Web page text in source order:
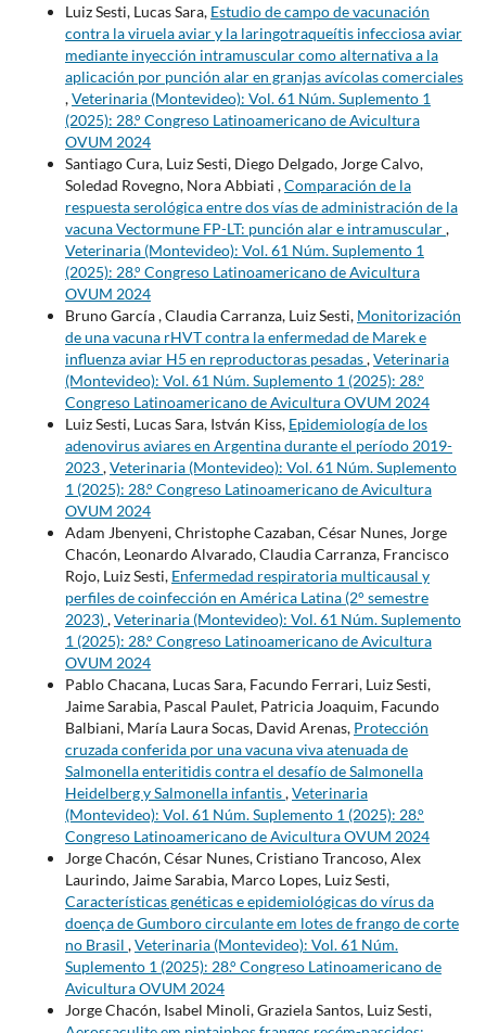
Luiz Sesti, Lucas Sara, Estudio de campo de vacunación
contra la viruela aviar y la laringotraqueítis infecciosa aviar
mediante inyección intramuscular como alternativa a la
aplicación por punción alar en granjas avícolas comerciales
,Veterinaria (Montevideo): Vol. 61 Núm. Suplemento 1
(2025): 28.° Congreso Latinoamericano de Avicultura
OVUM 2024
Santiago Cura, Luiz Sesti, Diego Delgado, Jorge Calvo,
Soledad Rovegno, Nora Abbiati ,Comparación de la
respuesta serológica entre dos vías de administración de la
vacuna Vectormune FP-LT: punción alar e intramuscular,
Veterinaria (Montevideo): Vol. 61 Núm. Suplemento 1
(2025): 28.° Congreso Latinoamericano de Avicultura
OVUM 2024
Bruno García , Claudia Carranza, Luiz Sesti, Monitorización
de una vacuna rHVT contra la enfermedad de Marek e
influenza aviar H5 en reproductoras pesadas,Veterinaria
(Montevideo): Vol. 61 Núm. Suplemento 1 (2025): 28.°
Congreso Latinoamericano de Avicultura OVUM 2024
Luiz Sesti, Lucas Sara, István Kiss, Epidemiología de los
adenovirus aviares en Argentina durante el período 2019-
2023,Veterinaria (Montevideo): Vol. 61 Núm. Suplemento
1 (2025): 28.° Congreso Latinoamericano de Avicultura
OVUM 2024
Adam Jbenyeni, Christophe Cazaban, César Nunes, Jorge
Chacón, Leonardo Alvarado, Claudia Carranza, Francisco
Rojo, Luiz Sesti, Enfermedad respiratoria multicausal y
perfiles de coinfección en América Latina (2° semestre
2023),Veterinaria (Montevideo): Vol. 61 Núm. Suplemento
1 (2025): 28.° Congreso Latinoamericano de Avicultura
OVUM 2024
Pablo Chacana, Lucas Sara, Facundo Ferrari, Luiz Sesti,
Jaime Sarabia, Pascal Paulet, Patricia Joaquim, Facundo
Balbiani, María Laura Socas, David Arenas, Protección
cruzada conferida por una vacuna viva atenuada de
Salmonella enteritidis contra el desafío de Salmonella
Heidelberg y Salmonella infantis,Veterinaria
(Montevideo): Vol. 61 Núm. Suplemento 1 (2025): 28.°
Congreso Latinoamericano de Avicultura OVUM 2024
Jorge Chacón, César Nunes, Cristiano Trancoso, Alex
Laurindo, Jaime Sarabia, Marco Lopes, Luiz Sesti,
Características genéticas e epidemiológicas do vírus da
doença de Gumboro circulante em lotes de frango de corte
no Brasil ,Veterinaria (Montevideo): Vol. 61 Núm.
Suplemento 1 (2025): 28.° Congreso Latinoamericano de
Avicultura OVUM 2024
Jorge Chacón, Isabel Minoli, Graziela Santos, Luiz Sesti,